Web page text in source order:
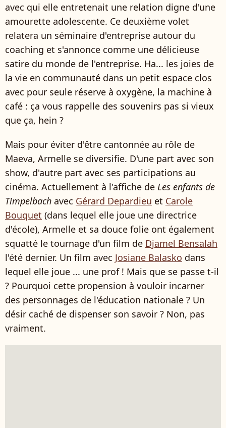
avec qui elle entretenait une relation digne d'une
amourette adolescente. Ce deuxième volet
relatera un séminaire d'entreprise autour du
coaching et s'annonce comme une délicieuse
satire du monde de l'entreprise. Ha... les joies de
la vie en communauté dans un petit espace clos
avec pour seule réserve à oxygène, la machine à
café : ça vous rappelle des souvenirs pas si vieux
que ça, hein ?
Mais pour éviter d'être cantonnée au rôle de
Maeva, Armelle se diversifie. D'une part avec son
show, d'autre part avec ses participations au
cinéma. Actuellement à l'affiche de Les enfants de
Timpelbach avec Gérard Depardieu et Carole
Bouquet (dans lequel elle joue une directrice
d'école), Armelle et sa douce folie ont également
squatté le tournage d'un film de Djamel Bensalah
l'été dernier. Un film avec Josiane Balasko dans
lequel elle joue ... une prof ! Mais que se passe t-il
? Pourquoi cette propension à vouloir incarner
des personnages de l'éducation nationale ? Un
désir caché de dispenser son savoir ? Non, pas
vraiment.